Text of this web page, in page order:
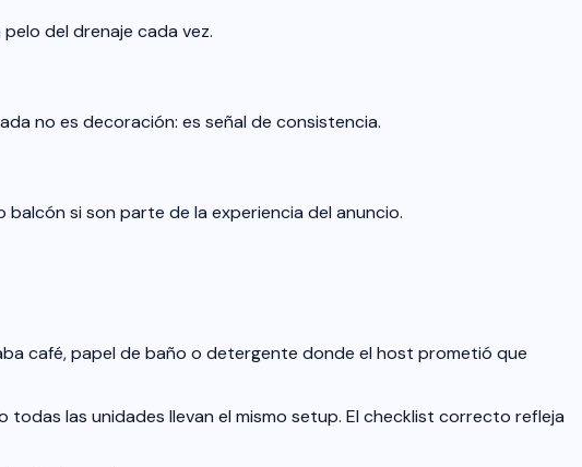
del drenaje cada vez.
no es decoración: es señal de consistencia.
si son parte de la experiencia del anuncio.
café, papel de baño o detergente donde el host prometió que
las unidades llevan el mismo setup. El checklist correcto refleja